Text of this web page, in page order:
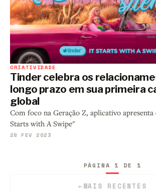
CRIATIVIDADE
Tinder celebra os
longo prazo em sua primeira
global
Com foco na Geração Z, aplicativo
Starts with A Swipe"
28 FEV 2023
←MAIS RECENTES
PÁGINA 1 DE 1